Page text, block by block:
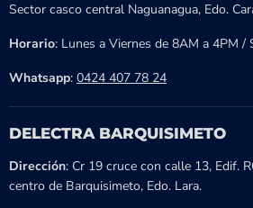
Sector casco central Naguanagua, Edo.
Horario: Lunes a Viernes de 8AM a 4PM /
Whatsapp: 0424 407 78 24
DELECTRA BARQUISIMETO
Dirección: Cr 19 cruce con calle 13, Edif.
centro de Barquisimeto, Edo. Lara.